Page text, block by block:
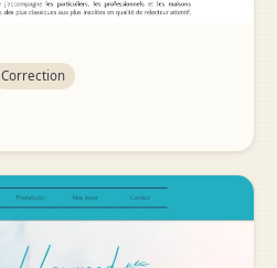
Correction